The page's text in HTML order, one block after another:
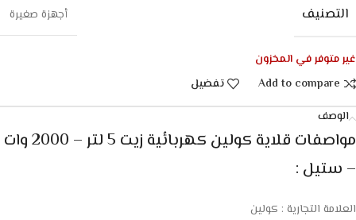
التصنيف أجهزة صغيرة
غير متوفر في المخزون
Add to compare
تفضيل
الوصف
مواصفات قلاية كولين كهربائية زيت 5 لتر – 2000 وات
– ستيل :
العلامة التجارية : كولين